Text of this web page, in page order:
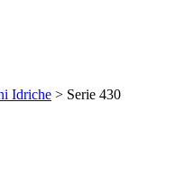
Idriche > Serie 430